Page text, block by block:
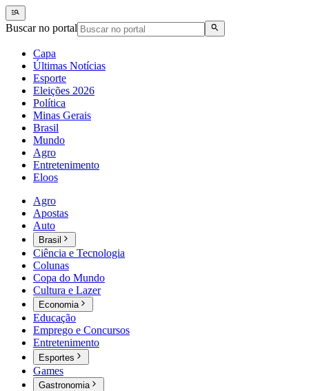
Buscar no portal
Capa
Últimas Notícias
Esporte
Eleições 2026
Política
Minas Gerais
Brasil
Mundo
Agro
Entretenimento
Eloos
Agro
Apostas
Auto
Brasil
Ciência e Tecnologia
Colunas
Copa do Mundo
Cultura e Lazer
Economia
Educação
Emprego e Concursos
Entretenimento
Esportes
Games
Gastronomia